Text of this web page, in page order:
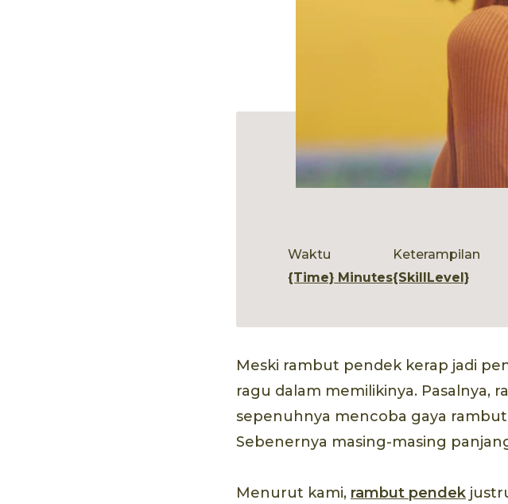
Waktu
{time} Minutes
Keterampilan
{skillLevel}
Meski rambut pendek kerap jadi
ragu dalam memilikinya. Pasalnya,
sepenuhnya mencoba gaya
Sebenernya masing-masing
Menurut kami, rambut pendek